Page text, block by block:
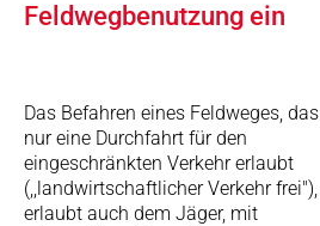
Feldwegbenutzung ein
Das Befahren eines Feldweges, das
nur eine Durchfahrt für den
eingeschränkten Verkehr erlaubt
(,,landwirtschaftlicher Verkehr frei"),
erlaubt auch dem Jäger, mit